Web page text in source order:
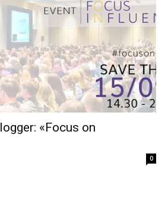
Thru
My
«Focus on
0